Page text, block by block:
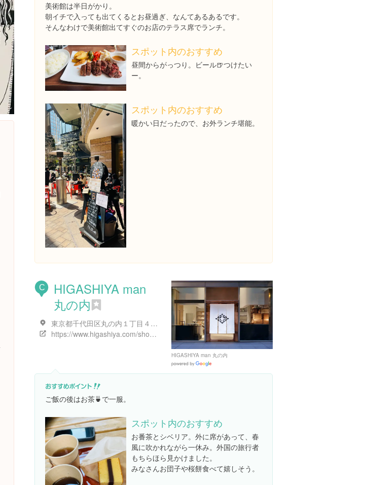
美術館は半日がかり。
朝イチで入っても出てくるとお昼過ぎ、なんてあるあるです。
そんなわけで美術館出てすぐのお店のテラス席でランチ。
スポット内のおすすめ
昼間からがっつり。ビール🍺つけたい
ー。
スポット内のおすすめ
暖かい日だったので、お外ランチ堪能。
C
HIGASHIYA man
丸の内
東京都千代田区丸の内１丁目４-５ 三菱UFJ信託銀行本店ビル1F
https://www.higashiya.com/shop/man-marunouchi/
HIGASHIYA man 丸の内
Places
ご飯の後はお茶🍵で一服。
スポット内のおすすめ
お番茶とシベリア。外に席があって、春
風に吹かれながら一休み。外国の旅行者
もちらほら見かけました。
みなさんお団子や桜餅食べて嬉しそう。